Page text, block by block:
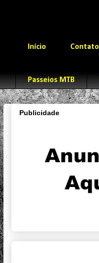
Início Contato
Passeios MTB
Publicidade